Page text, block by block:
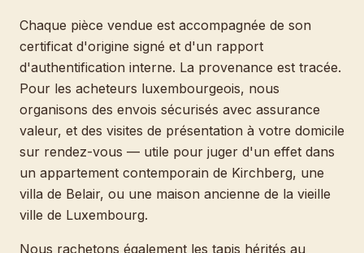
Chaque pièce vendue est accompagnée de son
certificat d'origine signé et d'un rapport
d'authentification interne. La provenance est tracée.
Pour les acheteurs luxembourgeois, nous
organisons des envois sécurisés avec assurance
valeur, et des visites de présentation à votre domicile
sur rendez-vous — utile pour juger d'un effet dans
un appartement contemporain de Kirchberg, une
villa de Belair, ou une maison ancienne de la vieille
ville de Luxembourg.
Nous rachetons également les tapis hérités au